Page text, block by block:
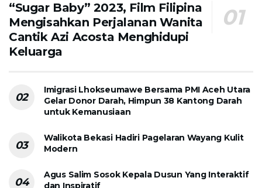
“Sugar Baby” 2023, Film Filipina
Mengisahkan Perjalanan Wanita
Cantik Azi Acosta Menghidupi
Keluarga
Imigrasi Lhokseumawe Bersama PMI Aceh Utara
Gelar Donor Darah, Himpun 38 Kantong Darah
untuk Kemanusiaan
Walikota Bekasi Hadiri Pagelaran Wayang Kulit
Modern
Agus Salim Sosok Kepala Dusun Yang Interaktif
dan Inspiratif